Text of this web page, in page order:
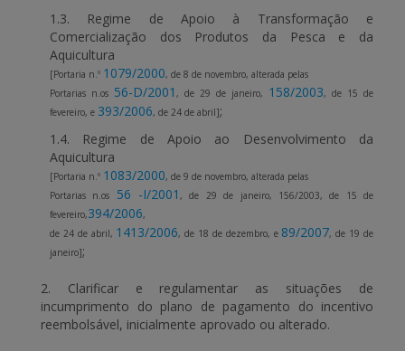
1.3. Regime de Apoio à Transformação e
Comercialização dos Produtos da Pesca e da
Aquicultura
[Portaria n.º 1079/2000, de 8 de novembro, alterada pelas
Portarias n.os 56-D/2001 , de 29 de janeiro, 158/2003, de 15 de
fevereiro, e 393/2006, de 24 de abril];
1.4. Regime de Apoio ao Desenvolvimento da
Aquicultura
[Portaria n.º 1083/2000, de 9 de novembro, alterada pelas
Portarias n.os 56 -I/2001, de 29 de janeiro, 156/2003, de 15 de
fevereiro,394/2006,
de 24 de abril, 1413/2006, de 18 de dezembro, e 89/2007, de 19 de
janeiro];
2. Clarificar e regulamentar as situações de
incumprimento do plano de pagamento do incentivo
reembolsável, inicialmente aprovado ou alterado.